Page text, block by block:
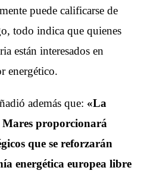
puede calificarse de
todo indica que quienes
están interesados en
energético.
además que: «La
proporcionará
que se reforzarán
energética europea libre